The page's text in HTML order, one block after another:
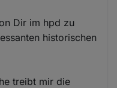
Dir im hpd zu
historischen
treibt mir die